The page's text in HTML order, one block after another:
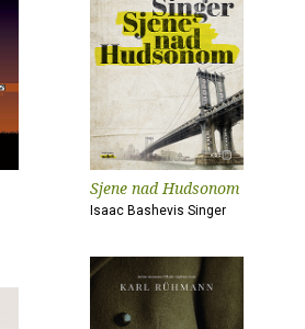
Sjene nad Hudsonom
Isaac Bashevis Singer